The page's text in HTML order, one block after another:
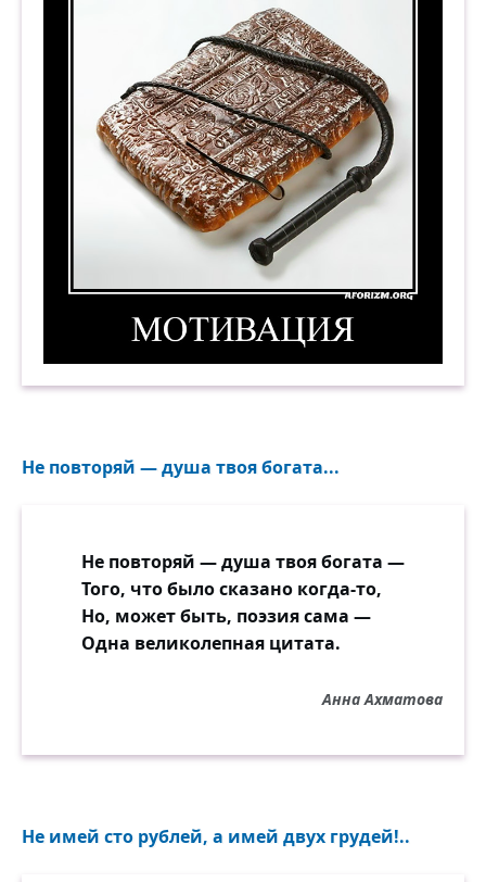
Не повторяй — душа твоя богата...
Не повторяй — душа твоя богата —
Того, что было сказано когда-то,
Но, может быть, поэзия сама —
Одна великолепная цитата.
Анна Ахматова
Не имей сто рублей, а имей двух грудей!..